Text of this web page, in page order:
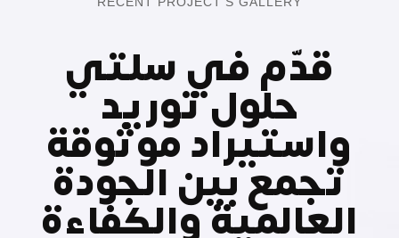
قدّم في سلتي
حلول توريد
واستيراد موثوقة
تجمع بين الجودة
العالمية والكفاءة